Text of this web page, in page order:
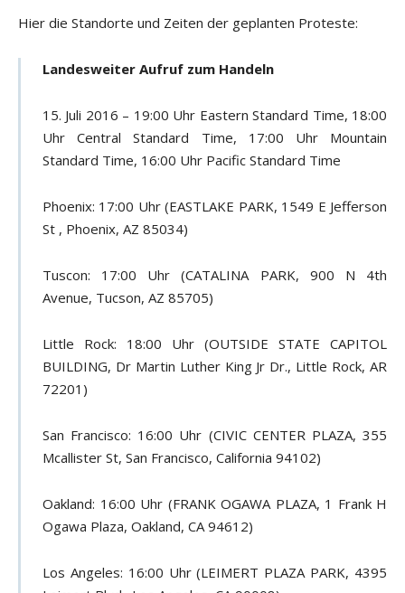
Hier die Standorte und Zeiten der geplanten Proteste:
Landesweiter Aufruf zum Handeln
15. Juli 2016 – 19:00 Uhr Eastern Standard Time, 18:00
Uhr Central Standard Time, 17:00 Uhr Mountain
Standard Time, 16:00 Uhr Pacific Standard Time
Phoenix: 17:00 Uhr (EASTLAKE PARK, 1549 E Jefferson
St , Phoenix, AZ 85034)
Tuscon: 17:00 Uhr (CATALINA PARK, 900 N 4th
Avenue, Tucson, AZ 85705)
Little Rock: 18:00 Uhr (OUTSIDE STATE CAPITOL
BUILDING, Dr Martin Luther King Jr Dr., Little Rock, AR
72201)
San Francisco: 16:00 Uhr (CIVIC CENTER PLAZA, 355
Mcallister St, San Francisco, California 94102)
Oakland: 16:00 Uhr (FRANK OGAWA PLAZA, 1 Frank H
Ogawa Plaza, Oakland, CA 94612)
Los Angeles: 16:00 Uhr (LEIMERT PLAZA PARK, 4395